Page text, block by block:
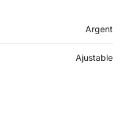
Argent
Ajustable